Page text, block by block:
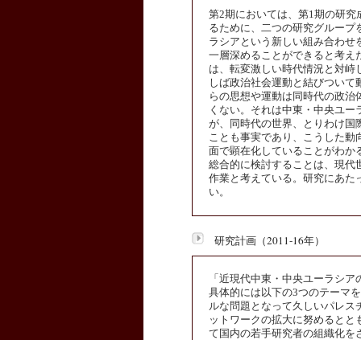
第2期においては、第1期の研
るために、二つの研究グループ
ラシアという新しい組み合わせ
一層深めることができると考え
は、転変激しい時代情況と対峙
しば政治社会運動と結びつい
らの思想や運動は同時代の政
くない。それは中東・中央ユ
が、同時代の世界、とりわけ国
ことも事実であり、こうした動
面で顕在化していることがわか
総合的に検討することは、現代
作業と考えている。研究にあた
い。
研究計画（2011-16年）
「近現代中東・中央ユーラシ
具体的には以下の3つのテーマ
ルな問題となって久しいパレス
ットワークの拡大に努めると
て国内の若手研究者の組織化を